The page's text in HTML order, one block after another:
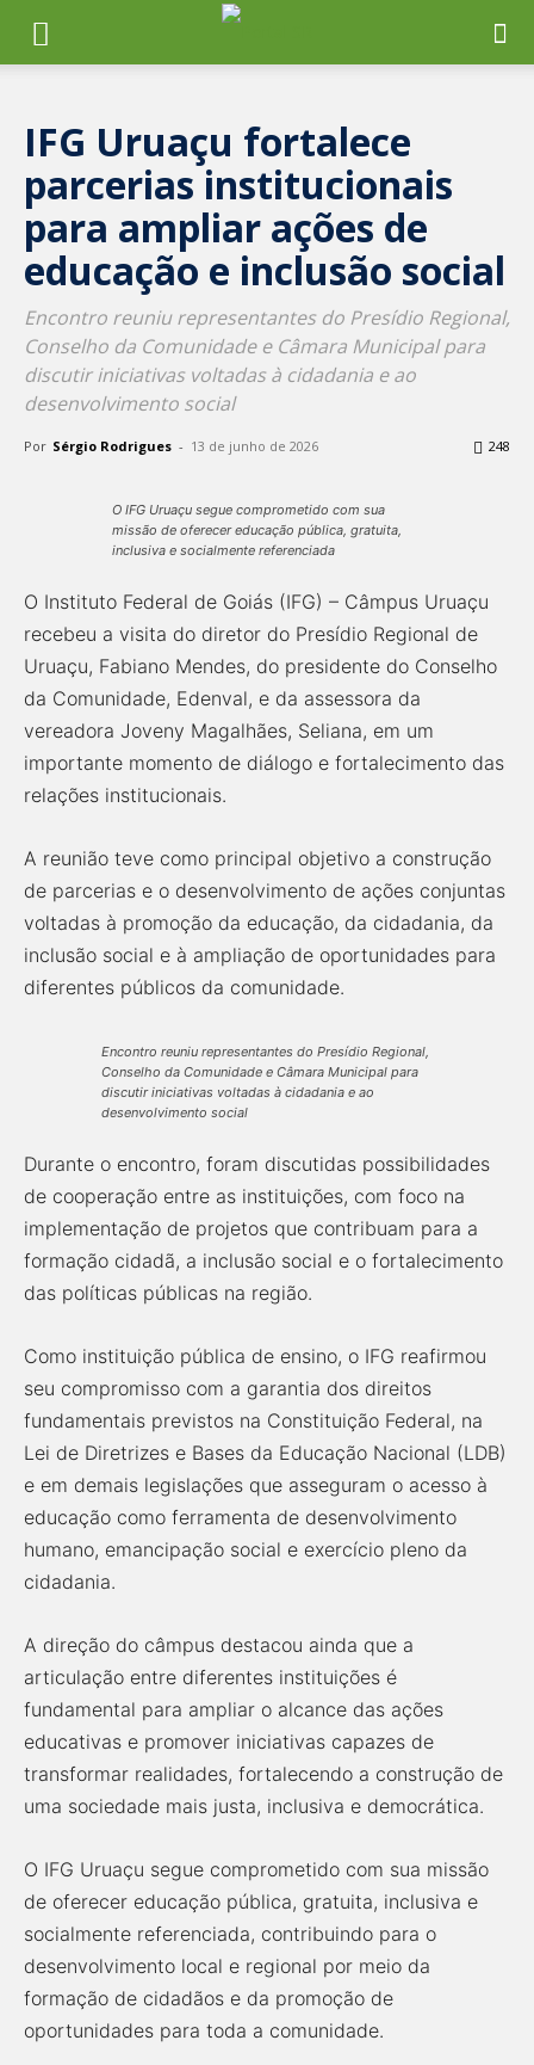
IFG Uruaçu fortalece
parcerias institucionais
para ampliar ações de
educação e inclusão social
Encontro reuniu representantes do Presídio Regional,
Conselho da Comunidade e Câmara Municipal para
discutir iniciativas voltadas à cidadania e ao
desenvolvimento social
Por Sérgio Rodrigues - 13 de junho de 2026 248
O IFG Uruaçu segue comprometido com sua
missão de oferecer educação pública, gratuita,
inclusiva e socialmente referenciada
O Instituto Federal de Goiás (IFG) – Câmpus Uruaçu
recebeu a visita do diretor do Presídio Regional de
Uruaçu, Fabiano Mendes, do presidente do Conselho
da Comunidade, Edenval, e da assessora da
vereadora Joveny Magalhães, Seliana, em um
importante momento de diálogo e fortalecimento das
relações institucionais.
A reunião teve como principal objetivo a construção
de parcerias e o desenvolvimento de ações conjuntas
voltadas à promoção da educação, da cidadania, da
inclusão social e à ampliação de oportunidades para
diferentes públicos da comunidade.
Encontro reuniu representantes do Presídio Regional,
Conselho da Comunidade e Câmara Municipal para
discutir iniciativas voltadas à cidadania e ao
desenvolvimento social
Durante o encontro, foram discutidas possibilidades
de cooperação entre as instituições, com foco na
implementação de projetos que contribuam para a
formação cidadã, a inclusão social e o fortalecimento
das políticas públicas na região.
Como instituição pública de ensino, o IFG reafirmou
seu compromisso com a garantia dos direitos
fundamentais previstos na Constituição Federal, na
Lei de Diretrizes e Bases da Educação Nacional (LDB)
e em demais legislações que asseguram o acesso à
educação como ferramenta de desenvolvimento
humano, emancipação social e exercício pleno da
cidadania.
A direção do câmpus destacou ainda que a
articulação entre diferentes instituições é
fundamental para ampliar o alcance das ações
educativas e promover iniciativas capazes de
transformar realidades, fortalecendo a construção de
uma sociedade mais justa, inclusiva e democrática.
O IFG Uruaçu segue comprometido com sua missão
de oferecer educação pública, gratuita, inclusiva e
socialmente referenciada, contribuindo para o
desenvolvimento local e regional por meio da
formação de cidadãos e da promoção de
oportunidades para toda a comunidade.